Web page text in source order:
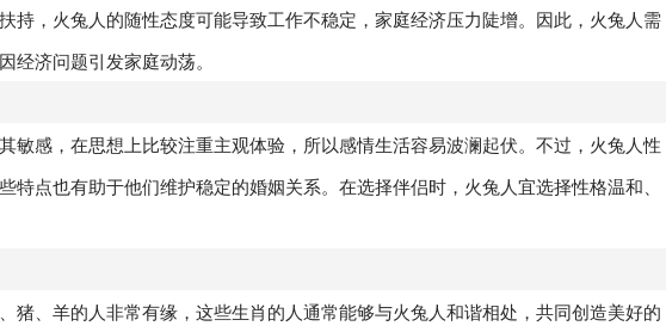
持，火兔人的随性态度可能导致工作不稳定，家庭经济压力陡增。因此，火兔人需
经济问题引发家庭动荡。
敏感，在思想上比较注重主观体验，所以感情生活容易波澜起伏。不过，火兔人性
特点也有助于他们维护稳定的婚姻关系。在选择伴侣时，火兔人宜选择性格温和、
猪、羊的人非常有缘，这些生肖的人通常能够与火兔人和谐相处，共同创造美好的